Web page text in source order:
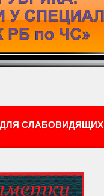
ДЛЯ СЛАБОВИДЯЩИХ